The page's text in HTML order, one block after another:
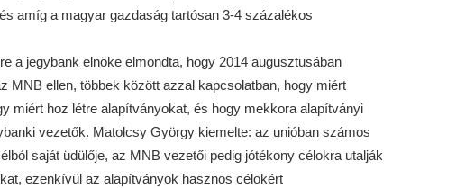
amíg a magyar gazdaság tartósan 3-4 százalékos
a jegybank elnöke elmondta, hogy 2014 augusztusában
MNB ellen, többek között azzal kapcsolatban, hogy miért
miért hoz létre alapítványokat, és hogy mekkora alapítványi
vezetők. Matolcsy György kiemelte: az unióban számos
saját üdülője, az MNB vezetői pedig jótékony célokra utalják
ezenkívül az alapítványok hasznos célokért